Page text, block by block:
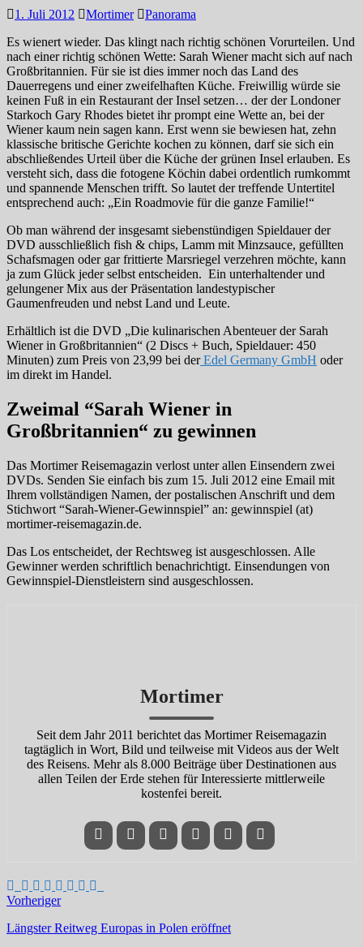
1. Juli 2012 Mortimer
Panorama
Es wienert wieder. Das klingt nach richtig schönen Vorurteilen. Und
nach einer richtig schönen Wette: Sarah Wiener macht sich auf nach
Großbritannien. Für sie ist dies immer noch das Land des
Dauerregens und einer zweifelhaften Küche. Freiwillig würde sie
keinen Fuß in ein Restaurant der Insel setzen… der der Londoner
Starkoch Gary Rhodes bietet ihr prompt eine Wette an, bei der
Wiener kaum nein sagen kann. Erst wenn sie bewiesen hat, zehn
klassische britische Gerichte kochen zu können, darf sie sich ein
abschließendes Urteil über die Küche der grünen Insel erlauben. Es
versteht sich, dass die fotogene Köchin dabei ordentlich rumkommt
und spannende Menschen trifft. So lautet der treffende Untertitel
entsprechend auch: „Ein Roadmovie für die ganze Familie!“
Ob man während der insgesamt siebenstündigen Spieldauer der
DVD ausschließlich fish & chips, Lamm mit Minzsauce, gefüllten
Schafsmagen oder gar frittierte Marsriegel verzehren möchte, kann
ja zum Glück jeder selbst entscheiden. Ein unterhaltender und
gelungener Mix aus der Präsentation landestypischer
Gaumenfreuden und nebst Land und Leute.
Erhältlich ist die DVD „Die kulinarischen Abenteuer der Sarah
Wiener in Großbritannien“ (2 Discs + Buch, Spieldauer: 450
Minuten) zum Preis von 23,99 bei derEdel Germany GmbH oder
im direkt im Handel.
Zweimal “Sarah Wiener in
Großbritannien“ zu gewinnen
Das Mortimer Reisemagazin verlost unter allen Einsendern zwei
DVDs. Senden Sie einfach bis zum 15. Juli 2012 eine Email mit
Ihrem vollständigen Namen, der postalischen Anschrift und dem
Stichwort “Sarah-Wiener-Gewinnspiel” an: gewinnspiel (at)
mortimer-reisemagazin.de.
Das Los entscheidet, der Rechtsweg ist ausgeschlossen. Alle
Gewinner werden schriftlich benachrichtigt. Einsendungen von
Gewinnspiel-Dienstleistern sind ausgeschlossen.
Mortimer
Seit dem Jahr 2011 berichtet das Mortimer Reisemagazin
tagtäglich in Wort, Bild und teilweise mit Videos aus der Welt
des Reisens. Mehr als 8.000 Beiträge über Destinationen aus
allen Teilen der Erde stehen für Interessierte mittlerweile
kostenfei bereit.
Vorheriger
Längster Reitweg Europas in Polen eröffnet